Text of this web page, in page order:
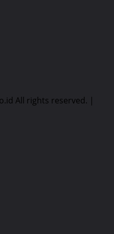
All rights reserved. |